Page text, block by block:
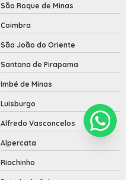
São Roque de Minas
Coimbra
São João do Oriente
Santana de Pirapama
Imbé de Minas
Luisburgo
Alfredo Vasconcelos
Alpercata
Riachinho